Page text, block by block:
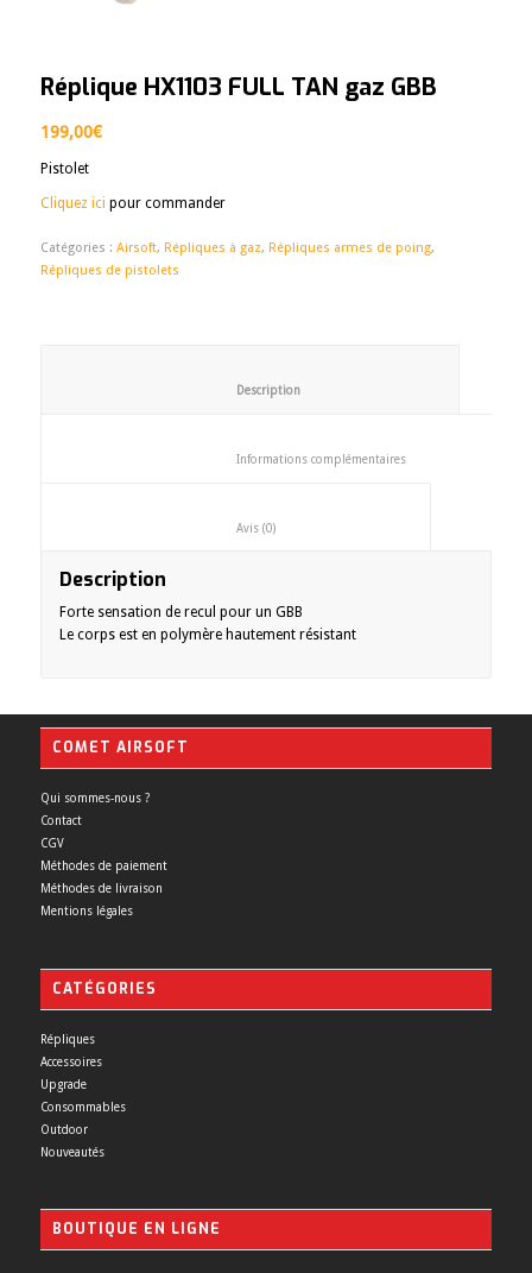
Réplique HX1103 FULL TAN gaz GBB
199,00€
Pistolet
Cliquez ici pour commander
Catégories : Airsoft, Répliques à gaz, Répliques armes de poing,
Répliques de pistolets
						Description
Informations
						Avis (0)
Description
Forte sensation de recul pour un GBB
Le corps est en polymère hautement résistant
COMET AIRSOFT
Qui sommes-nous ?
Contact
CGV
Méthodes de paiement
Méthodes de livraison
Mentions légales
CATÉGORIES
Répliques
Accessoires
Upgrade
Consommables
Outdoor
Nouveautés
BOUTIQUE EN LIGNE